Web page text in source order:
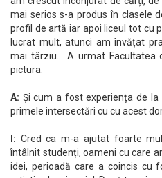
mai serios s-a produs în clasele
profil de artă iar apoi liceul tot cu
lucrat mult, atunci am învățat
mai târziu… A urmat Facultatea
pictura.
A: Și cum a fost experiența de
primele intersectări cu cu acest
I: Cred ca m-a ajutat foarte
întâlnit studenți, oameni cu care
idei, perioadă care a coincis cu